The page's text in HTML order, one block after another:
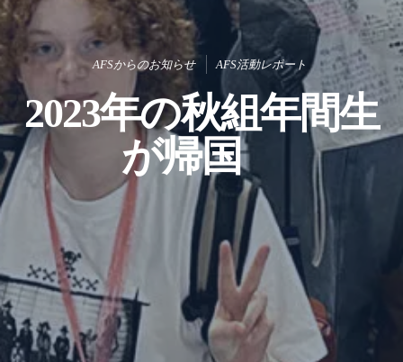
AFSからのお知らせ AFS活動レポート
2023年の秋組年間生
が帰国